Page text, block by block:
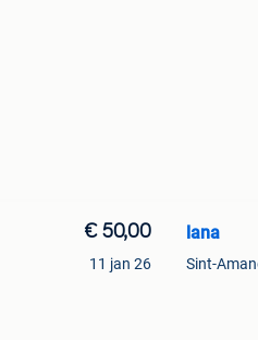
€ 50,00
11 jan 26
lana
Sint-